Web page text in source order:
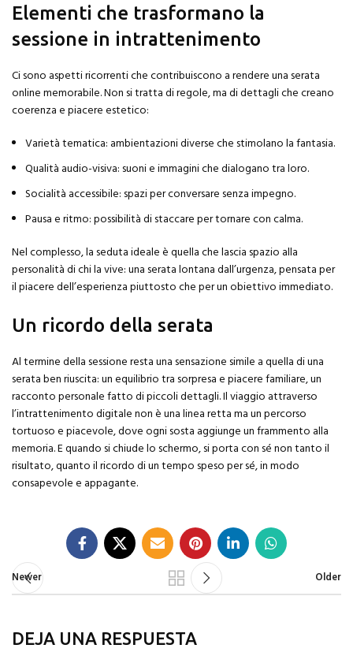
Elementi che trasformano la
sessione in intrattenimento
Ci sono aspetti ricorrenti che contribuiscono a rendere una serata
online memorabile. Non si tratta di regole, ma di dettagli che creano
coerenza e piacere estetico:
Varietà tematica: ambientazioni diverse che stimolano la fantasia.
Qualità audio-visiva: suoni e immagini che dialogano tra loro.
Socialità accessibile: spazi per conversare senza impegno.
Pausa e ritmo: possibilità di staccare per tornare con calma.
Nel complesso, la seduta ideale è quella che lascia spazio alla
personalità di chi la vive: una serata lontana dall’urgenza, pensata per
il piacere dell’esperienza piuttosto che per un obiettivo immediato.
Un ricordo della serata
Al termine della sessione resta una sensazione simile a quella di una
serata ben riuscita: un equilibrio tra sorpresa e piacere familiare, un
racconto personale fatto di piccoli dettagli. Il viaggio attraverso
l’intrattenimento digitale non è una linea retta ma un percorso
tortuoso e piacevole, dove ogni sosta aggiunge un frammento alla
memoria. E quando si chiude lo schermo, si porta con sé non tanto il
risultato, quanto il ricordo di un tempo speso per sé, in modo
consapevole e appagante.
Newer Older
DEJA UNA RESPUESTA